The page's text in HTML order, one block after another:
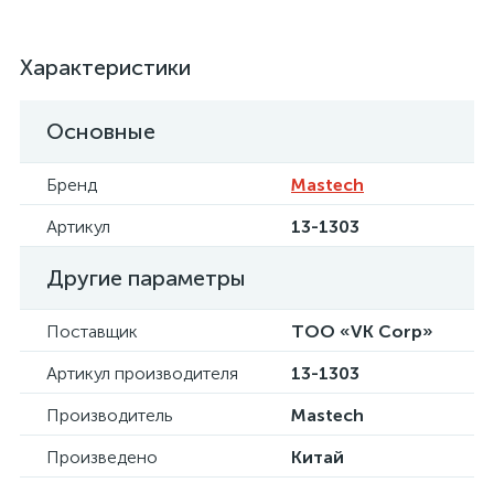
Характеристики
Основные
Бренд
Mastech
Артикул
13-1303
Другие параметры
Поставщик
ТОО «VK Corp»
Артикул производителя
13-1303
Производитель
Mastech
Произведено
Китай